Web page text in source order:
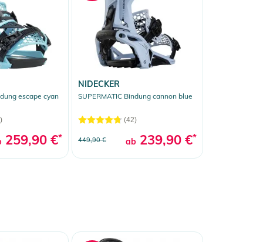
escape cyan
259,90 €*
NIDECKER
SUPERMATIC Bindung cannon blue
(42)
449,90 € ab 239,90 €*